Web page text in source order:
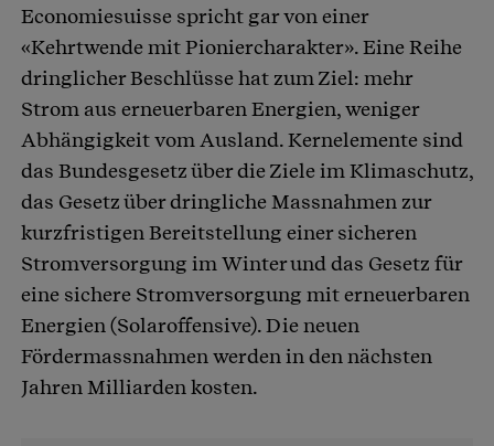
Economiesuisse spricht gar von einer
«Kehrtwende mit Pioniercharakter». Eine Reihe
dringlicher Beschlüsse hat zum Ziel: mehr
Strom aus erneuerbaren Energien, weniger
Abhängigkeit vom Ausland. Kernelemente sind
das Bundesgesetz über die Ziele im Klimaschutz,
das Gesetz über dringliche Massnahmen zur
kurzfristigen Bereitstellung einer sicheren
Stromversorgung im Winter und das Gesetz für
eine sichere Stromversorgung mit erneuerbaren
Energien (Solaroffensive). Die neuen
Fördermassnahmen werden in den nächsten
Jahren Milliarden kosten.